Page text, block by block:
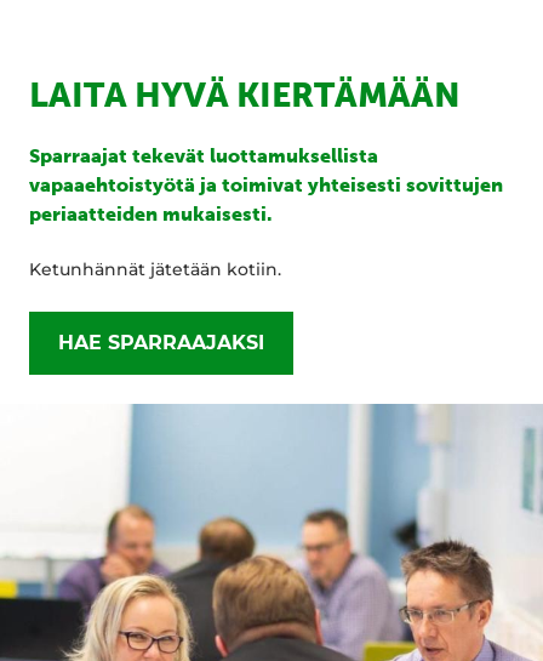
LAITA HYVÄ KIERTÄMÄÄN
Sparraajat tekevät luottamuksellista
vapaaehtoistyötä ja toimivat yhteisesti sovittujen
periaatteiden mukaisesti.
Ketunhännät jätetään kotiin.
HAE SPARRAAJAKSI